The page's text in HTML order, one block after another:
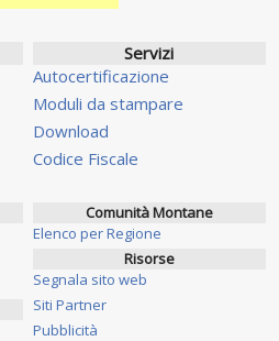
Servizi
Autocertificazione
Moduli da stampare
Download
Codice Fiscale
Comunità Montane
Elenco per Regione
Risorse
Segnala sito web
Siti Partner
Pubblicità